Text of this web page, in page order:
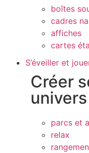
boîtes
cadres
affiches
cartes
S’éveiller et
Créer
univers
parcs et
relax